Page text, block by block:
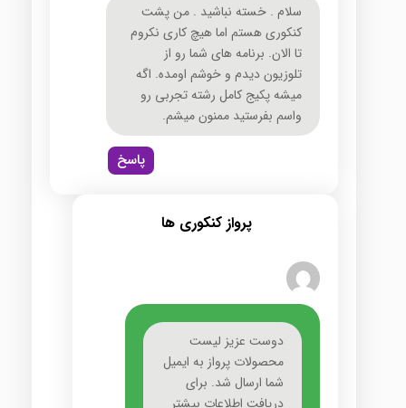
سلام . خسته نباشید . من پشت
کنکوری هستم اما هیچ کاری نکروم
تا الان. برنامه های شما رو از
تلوزیون دیدم و خوشم اومده. اگه
میشه پکیج کامل رشته تجربی رو
واسم بفرستید ممنون میشم.
پاسخ
پرواز کنکوری ها
دوست عزیز لیست
محصولات پرواز به ایمیل
شما ارسال شد. برای
دریافت اطلاعات بیشتر